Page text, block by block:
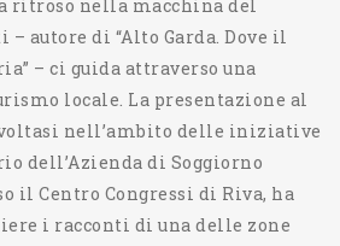
ritroso nella macchina del
– autore di “Alto Garda. Dove il
– ci guida attraverso una
locale. La presentazione al
nell’ambito delle iniziative
dell’Azienda di Soggiorno
il Centro Congressi di Riva, ha
i racconti di una delle zone